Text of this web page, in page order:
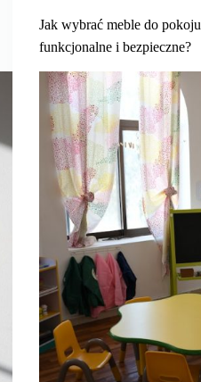
Jak wybrać meble do
funkcjonalne i bezpieczne?